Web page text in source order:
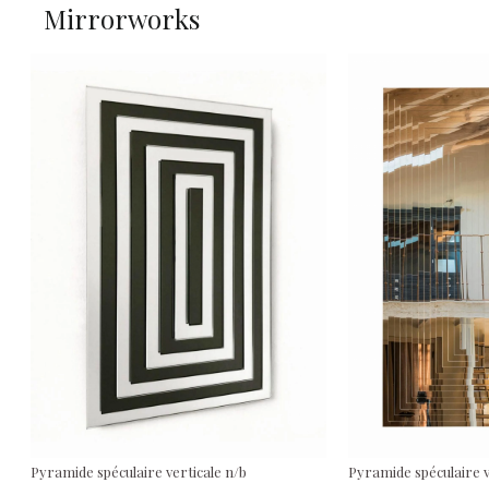
Mirrorworks
Pyramide spéculaire verticale n/b Pyramide spéculaire